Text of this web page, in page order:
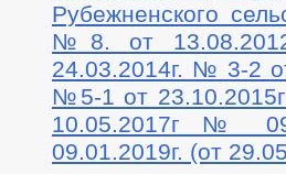
Рубежненского
№8. от
24.03.2014г. № 3-2
№5-1 от
10.05.2017г №
09.01.2019г. (от